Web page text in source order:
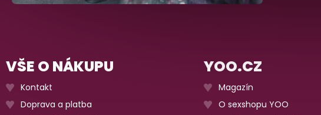
VŠE O NÁKUPU
Kontakt
Doprava a platba
YOO.CZ
Magazín
O sexshopu YOO